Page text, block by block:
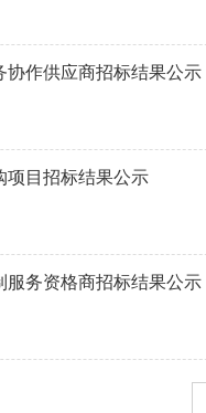
协作供应商招标结果公示
项目招标结果公示
服务资格商招标结果公示